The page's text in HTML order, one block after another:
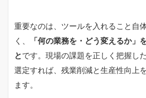
重要なのは、ツールを入れること自
く、
「何の業務を・どう変えるか」
とです。現場の課題を正しく把握し
選定すれば、残業削減と生産性向上
ます。